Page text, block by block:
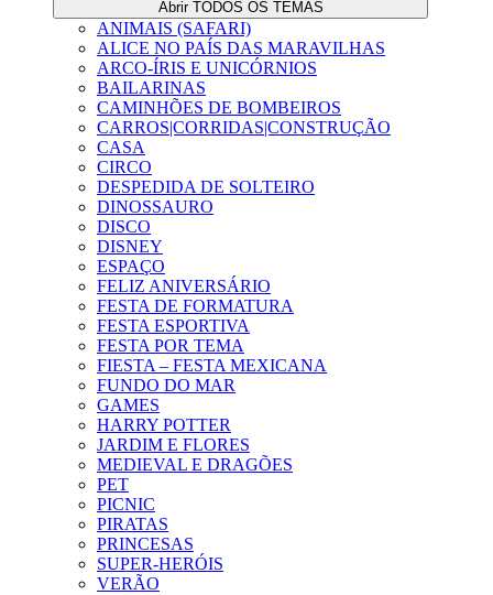
Abrir TODOS OS TEMAS
ANIMAIS (SAFARI)
ALICE NO PAÍS DAS MARAVILHAS
ARCO-ÍRIS E UNICÓRNIOS
BAILARINAS
CAMINHÕES DE BOMBEIROS
CARROS|CORRIDAS|CONSTRUÇÃO
CASA
CIRCO
DESPEDIDA DE SOLTEIRO
DINOSSAURO
DISCO
DISNEY
ESPAÇO
FELIZ ANIVERSÁRIO
FESTA DE FORMATURA
FESTA ESPORTIVA
FESTA POR TEMA
FIESTA – FESTA MEXICANA
FUNDO DO MAR
GAMES
HARRY POTTER
JARDIM E FLORES
MEDIEVAL E DRAGÕES
PET
PICNIC
PIRATAS
PRINCESAS
SUPER-HERÓIS
VERÃO